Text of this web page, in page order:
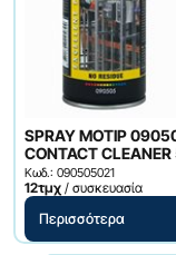
SPRAY MOTIP 090505
CONTACT
Κωδ.: 090505021
12τμχ / συσκευασία
Περισσότερα